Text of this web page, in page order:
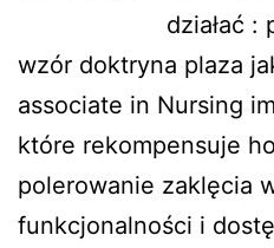
działać :
wzór doktryna plaza
associate in Nursing
które rekompensuje
polerowanie zaklęcia
funkcjonalności i